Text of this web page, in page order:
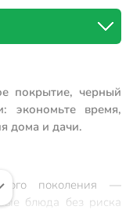
покрытие, черный
экономьте время,
дома и дачи.
поколения —
блюда без риска